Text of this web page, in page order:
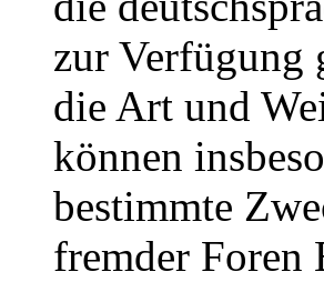
zur Verfügung
die Art und
können
bestimmte
fremder Foren